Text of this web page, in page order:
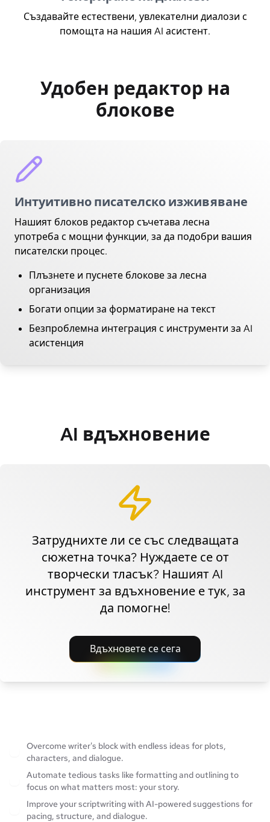
Създавайте естествени, увлекателни диалози с
помощта на нашия AI асистент.
Удобен редактор на
блокове
Интуитивно писателско изживяване
Нашият блоков редактор съчетава лесна
употреба с мощни функции, за да подобри вашия
писателски процес.
Плъзнете и пуснете блокове за лесна
организация
Богати опции за форматиране на текст
Безпроблемна интеграция с инструменти за AI
асистенция
AI вдъхновение
Затруднихте ли се със следващата
сюжетна точка? Нуждаете се от
творчески тласък? Нашият AI
инструмент за вдъхновение е тук, за
да помогне!
Вдъхновете се сега
Overcome writer's block with endless ideas for plots,
characters, and dialogue.
Automate tedious tasks like formatting and outlining to
focus on what matters most: your story.
Improve your scriptwriting with AI-powered suggestions for
pacing, structure, and dialogue.